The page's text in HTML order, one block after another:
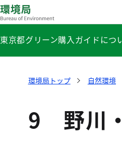
東京都グリーン購入ガイドにつ
環境局トップ 自然環境
9 野川